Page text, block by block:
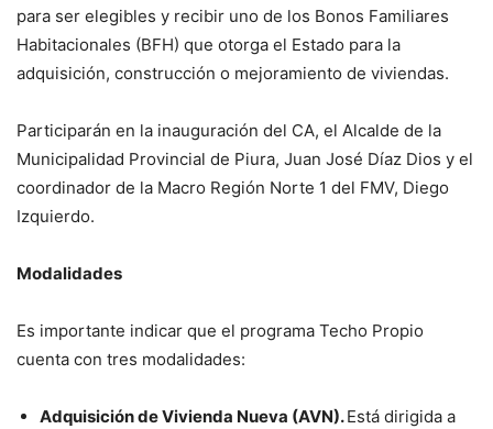
para ser elegibles y recibir uno de los Bonos Familiares
Habitacionales (BFH) que otorga el Estado para la
adquisición, construcción o mejoramiento de viviendas.
Participarán en la inauguración del CA, el Alcalde de la
Municipalidad Provincial de Piura, Juan José Díaz Dios y el
coordinador de la Macro Región Norte 1 del FMV, Diego
Izquierdo.
Modalidades
Es importante indicar que el programa Techo Propio
cuenta con tres modalidades:
Adquisición de Vivienda Nueva (AVN).Está dirigida a